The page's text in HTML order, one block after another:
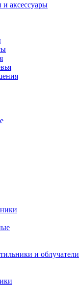
аксессуары
и облучатели